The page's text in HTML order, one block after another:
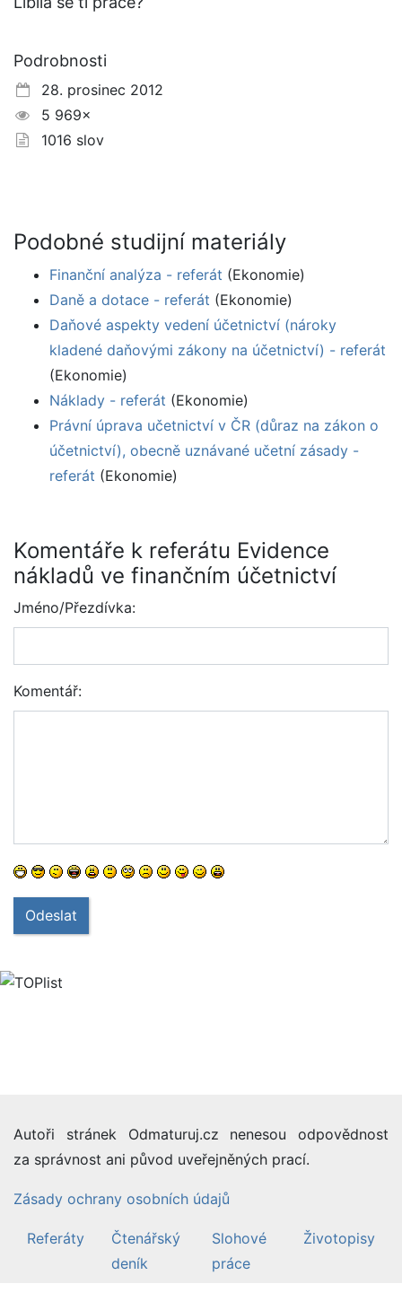
Podrobnosti
28. prosinec 2012
5 969×
1016 slov
Podobné studijní materiály
Finanční analýza - referát (Ekonomie)
Daně a dotace - referát (Ekonomie)
Daňové aspekty vedení účetnictví (nároky
kladené daňovými zákony na účetnictví) - referát
(Ekonomie)
Náklady - referát (Ekonomie)
Právní úprava učetnictví v ČR (důraz na zákon o
účetnictví), obecně uznávané učetní zásady -
referát (Ekonomie)
Komentáře k referátu Evidence
nákladů ve finančním účetnictví
Jméno/Přezdívka:
Komentář:
Odeslat
Autoři stránek Odmaturuj.cz nenesou odpovědnost
za správnost ani původ uveřejněných prací.
Zásady ochrany osobních údajů
Referáty
Čtenářský
deník
Slohové
práce
Životopisy